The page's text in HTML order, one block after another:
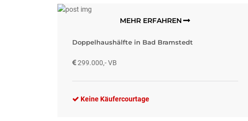
MEHR ERFAHREN
Doppelhaushälfte in Bad Bramstedt
299.000,- VB
Keine Käufercourtage